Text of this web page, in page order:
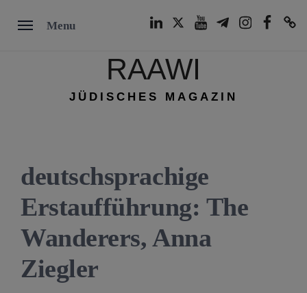
Menu
RAAWI
JÜDISCHES MAGAZIN
deutschsprachige
Erstaufführung: The
Wanderers, Anna
Ziegler